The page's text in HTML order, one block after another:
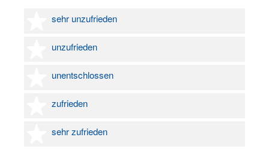
sehr unzufrieden
1 Stern
unzufrieden
2 Sterne
unentschlossen
3 Sterne
zufrieden
4 Sterne
sehr zufrieden
5 Sterne